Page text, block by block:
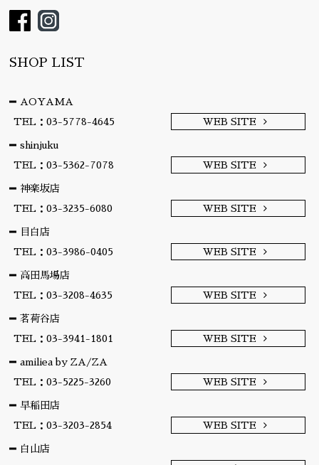
SHOP LIST
AOYAMA
TEL：03-5778-4645
WEB SITE
shinjuku
TEL：03-5362-7078
WEB SITE
神楽坂店
TEL：03-3235-6080
WEB SITE
目白店
TEL：03-3986-0405
WEB SITE
高田馬場店
TEL：03-3208-4635
WEB SITE
茗荷谷店
TEL：03-3941-1801
WEB SITE
amiliea by ZA/ZA
TEL：03-5225-3260
WEB SITE
早稲田店
TEL：03-3203-2854
WEB SITE
白山店